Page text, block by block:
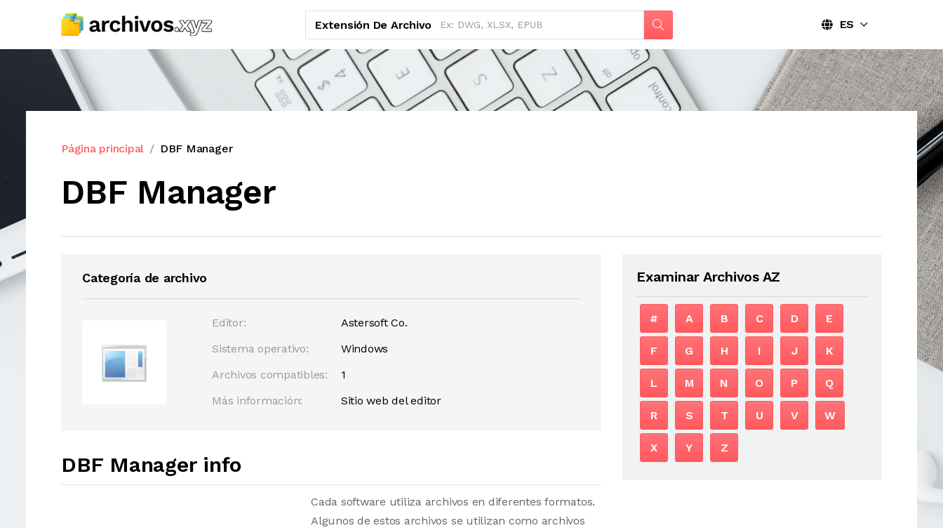
Extensión De Archivo ES
Página principal DBF Manager
DBF Manager
Categoría de archivo
Editor:
Astersoft Co.
Sistema operativo:
Windows
Archivos compatibles:
1
Más información:
Sitio web del editor
DBF Manager info
Cada software utiliza archivos en diferentes formatos.
Algunos de estos archivos se utilizan como archivos
Examinar Archivos AZ
# A B C D E
F G H I J K
L M N O P Q
R S T U V W
X Y Z